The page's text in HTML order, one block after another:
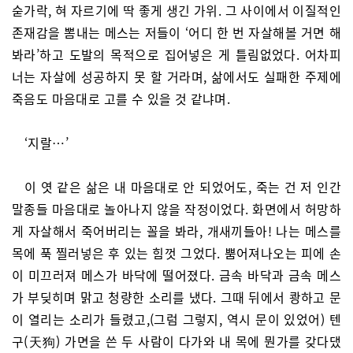
숟가락, 혀 자르기에 딱 좋게 생긴 가위. 그 사이에서 이질적인
존재감을 뽐내는 메스는 저들이 ‘어디 한 번 자살해볼 거면 해
봐라’하고 도발의 목적으로 집어넣은 게 틀림없었다. 어차피
너는 자살에 성공하지 못 할 거라며, 삶에서도 실패한 주제에
죽음도 마음대로 고를 수 있을 것 같냐며.
‘지랄…’
이 엿 같은 삶은 내 마음대로 안 되었어도, 죽는 건 저 인간
말종들 마음대로 놀아나지 않을 작정이었다. 화면에서 허망하
게 자살해서 죽어버리는 꼴을 봐라, 개새끼들아! 나는 메스를
목에 푹 찔러넣은 후 있는 힘껏 그었다. 뿜어져나오는 피에 손
이 미끄러져 메스가 바닥에 떨어졌다. 금속 바닥과 금속 메스
가 부딪히며 맑고 청량한 소리를 냈다. 그때 뒤에서 쾅하고 문
이 열리는 소리가 들렸고,(그럼 그렇지, 역시 문이 있었어) 텐
구(天狗) 가면을 쓴 두 사람이 다가와 내 목에 뭔가를 갖다댔